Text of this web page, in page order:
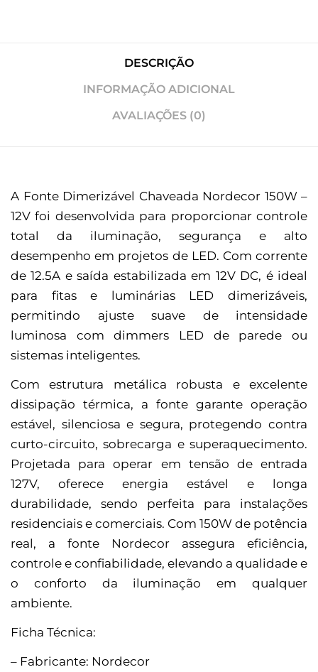
DESCRIÇÃO
INFORMAÇÃO ADICIONAL
AVALIAÇÕES (0)
A Fonte Dimerizável Chaveada Nordecor 150W –
12V foi desenvolvida para proporcionar controle
total da iluminação, segurança e alto
desempenho em projetos de LED. Com corrente
de 12.5A e saída estabilizada em 12V DC, é ideal
para fitas e luminárias LED dimerizáveis,
permitindo ajuste suave de intensidade
luminosa com dimmers LED de parede ou
sistemas inteligentes.
Com estrutura metálica robusta e excelente
dissipação térmica, a fonte garante operação
estável, silenciosa e segura, protegendo contra
curto-circuito, sobrecarga e superaquecimento.
Projetada para operar em tensão de entrada
127V, oferece energia estável e longa
durabilidade, sendo perfeita para instalações
residenciais e comerciais. Com 150W de potência
real, a fonte Nordecor assegura eficiência,
controle e confiabilidade, elevando a qualidade e
o conforto da iluminação em qualquer
ambiente.
Ficha Técnica:
– Fabricante: Nordecor